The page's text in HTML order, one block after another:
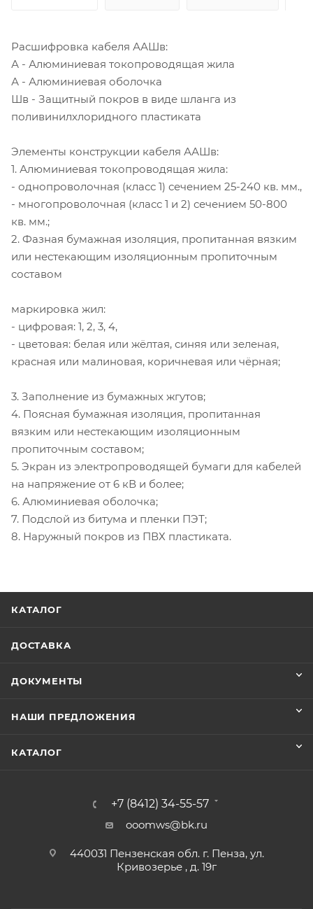
Расшифровка кабеля ААШв:
А - Алюминиевая токопроводящая жила
А - Алюминиевая оболочка
Шв - Защитный покров в виде шланга из
поливинилхлоридного пластиката
Элементы конструкции кабеля ААШв:
1. Алюминиевая токопроводящая жила:
- однопроволочная (класс 1) сечением 25-240 кв. мм.,
- многопроволочная (класс 1 и 2) сечением 50-800
кв. мм.;
2. Фазная бумажная изоляция, пропитанная вязким
или нестекающим изоляционным пропиточным
составом
маркировка жил:
- цифровая: 1, 2, 3, 4,
- цветовая: белая или жёлтая, синяя или зеленая,
красная или малиновая, коричневая или чёрная;
3. Заполнение из бумажных жгутов;
4. Поясная бумажная изоляция, пропитанная
вязким или нестекающим изоляционным
пропиточным составом;
5. Экран из электропроводящей бумаги для кабелей
на напряжение от 6 кВ и более;
6. Алюминиевая оболочка;
7. Подслой из битума и пленки ПЭТ;
8. Наружный покров из ПВХ пластиката.
КАТАЛОГ
ДОСТАВКА
ДОКУМЕНТЫ
НАШИ ПРЕДЛОЖЕНИЯ
КАТАЛОГ
+7 (8412) 34-55-57
ooomws@bk.ru
440031 Пензенская обл. г. Пенза, ул.
Кривозерье , д. 19г